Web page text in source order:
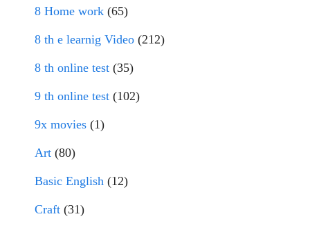
8 Home work (65)
8 th e learnig Video (212)
8 th online test (35)
9 th online test (102)
9x movies (1)
Art (80)
Basic English (12)
Craft (31)